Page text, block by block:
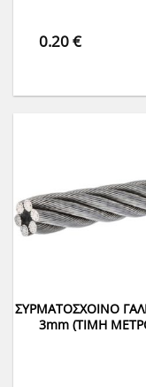
0.20€
ΣΥΡΜΑΤΟΣΧΟΙΝΟ
3mm (ΤΙΜΗ